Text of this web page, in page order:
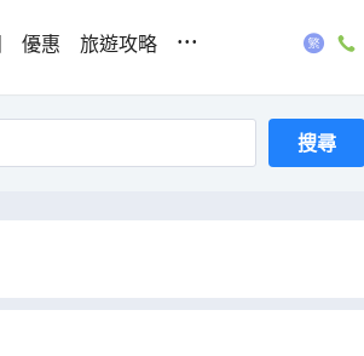
優惠 旅遊攻略 ...
搜尋